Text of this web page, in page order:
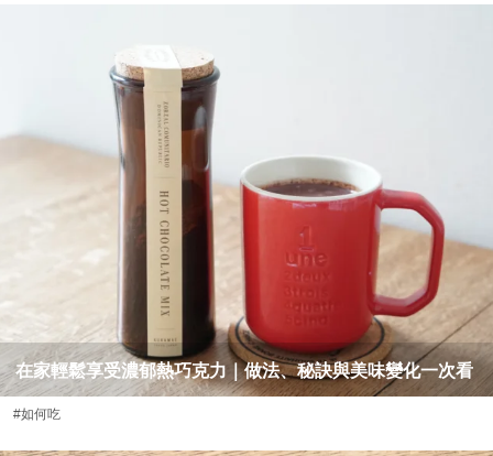
在家輕鬆享受濃郁熱巧克力｜做法、秘訣與美味變化一次看
#如何吃